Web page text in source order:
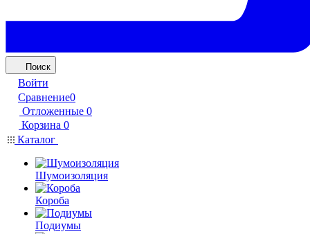
Поиск
Войти
Сравнение0
Отложенные 0
Корзина 0
Каталог
Шумоизоляция
Короба
Подиумы